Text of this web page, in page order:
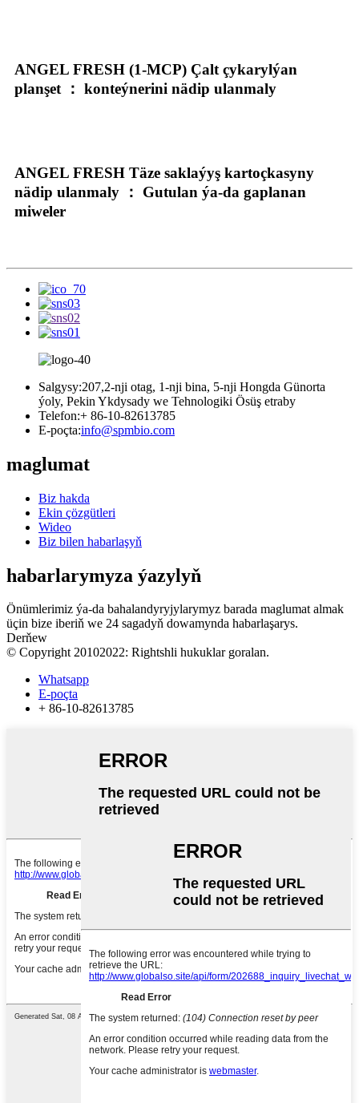
ANGEL FRESH (1-MCP) Çalt çykarylýan
planşet ： konteýnerini nädip ulanmaly
ANGEL FRESH Täze saklaýyş kartoçkasyny
nädip ulanmaly ： Gutulan ýa-da gaplanan
miweler
Salgysy:207,2-nji otag, 1-nji bina, 5-nji Hongda Günorta
ýoly, Pekin Ykdysady we Tehnologiki Ösüş etraby
Telefon:+ 86-10-82613785
E-poçta:info@spmbio.com
maglumat
Biz hakda
Ekin çözgütleri
Wideo
Biz bilen habarlaşyň
habarlarymyza ýazylyň
Önümlerimiz ýa-da bahalandyryjylarymyz barada maglumat almak
üçin bize iberiň we 24 sagadyň dowamynda habarlaşarys.
Derňew
© Copyright 20102022: Rightshli hukuklar goralan.
Whatsapp
E-poçta
+ 86-10-82613785